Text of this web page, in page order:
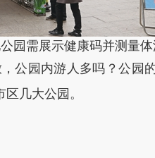
园需展示健康码并测量体
园内游人多吗？公园
几大公园。